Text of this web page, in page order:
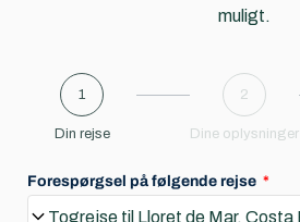
muligt.
1
Din rejse
2
Dine oplysninger
Forespørgsel på følgende rejse